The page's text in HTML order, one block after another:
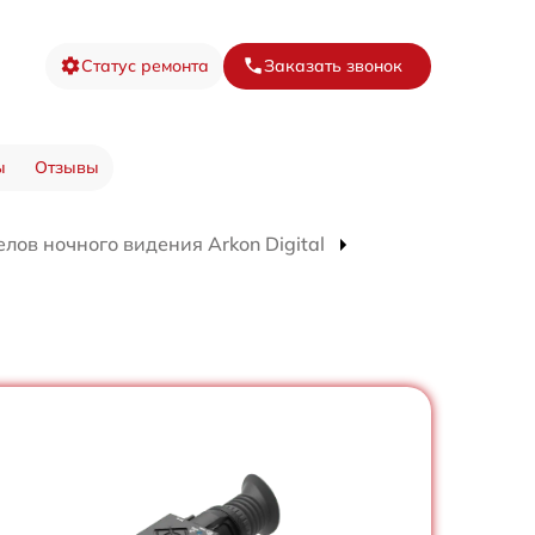
Статус ремонта Заказать звонок
Отзывы
ночного видения Arkon Digital